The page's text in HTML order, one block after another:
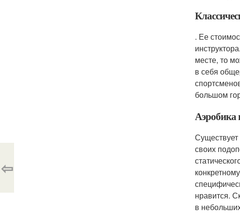
. Ее
месте, то
в себя
большом
Аэробика
Существует
своих
нравится.
в
⇦